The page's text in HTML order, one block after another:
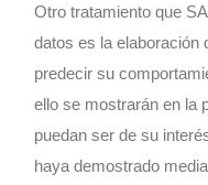
Otro tratamiento que
datos es la elaboración
predecir su
ello se mostrarán en la
puedan ser de su
haya demostrado